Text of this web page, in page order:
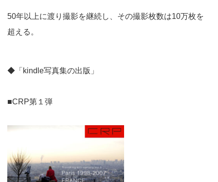
50年以上に渡り撮影を継続し、その撮影枚数は10万枚を
超える。
◆「kindle写真集の出版」
■CRP第１弾